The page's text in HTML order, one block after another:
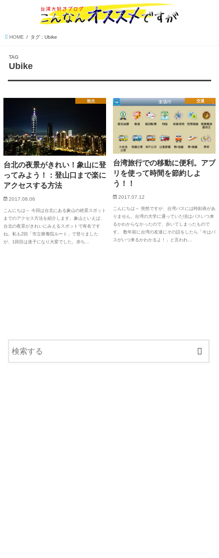
HOME タグ : Ubike
TAG
Ubike
観光
台北の夜景がきれい！象山に登
ってみよう！：登山口まで楽に
アクセスする方法
2017.08.06
こんにちは～ 今回は台北にある象山の絶景スポット
までのアクセス方法を紹介します。象山といえば、
台北の夜景がきれいにみえるスポットで有名です
ね。私も2回「市立療養院ルート」で登りました
が、1回目は迷子になり大変でした。赤ち…
交通
台湾旅行での移動に便利。アプ
リを使って時間を節約しよ
う！！
2017.07.12
こんにちは～ 突然ですが、台湾バスには時刻表があ
りません。台湾の大学に通っていた頃はバスいつ来
るかわからなかったので、歩いてしまったもので
す。 数年前に台湾の友達にその話をしたら「今はバ
スがいつ来るかわかるよ！」と言われ…